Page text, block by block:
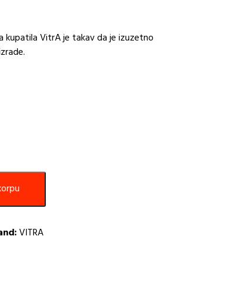
kupatila VitrA je takav da je izuzetno
VITRA